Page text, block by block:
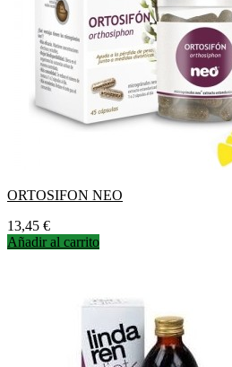
ORTOSIFON NEO
Precio
13,45 €
Añadir al carrito